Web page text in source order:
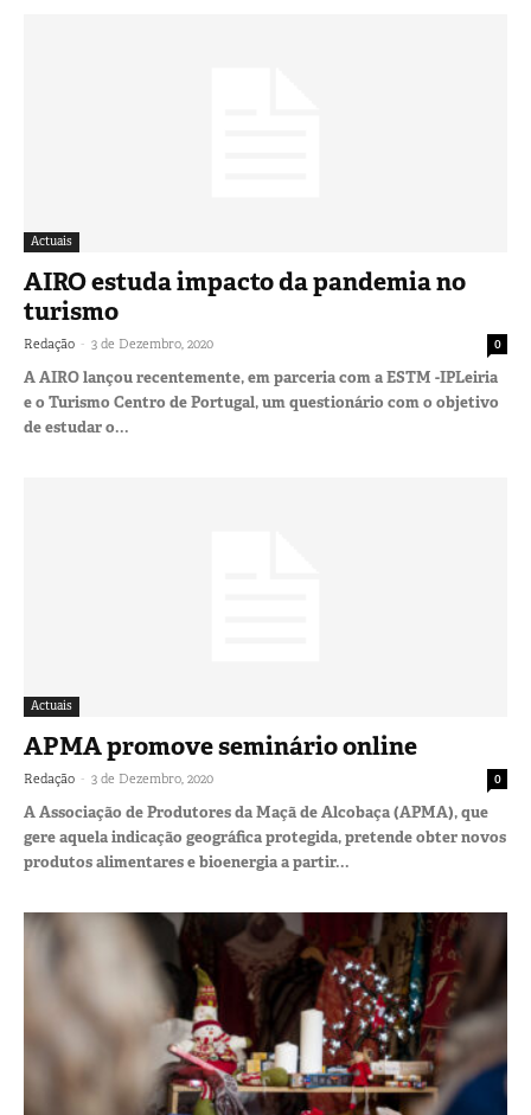
Actuais
AIRO estuda impacto da pandemia no
turismo
Redação - 3 de Dezembro, 2020 0
A AIRO lançou recentemente, em parceria com a ESTM -IPLeiria
e o Turismo Centro de Portugal, um questionário com o objetivo
de estudar o...
Actuais
APMA promove seminário online
Redação - 3 de Dezembro, 2020 0
A Associação de Produtores da Maçã de Alcobaça (APMA), que
gere aquela indicação geográfica protegida, pretende obter novos
produtos alimentares e bioenergia a partir...